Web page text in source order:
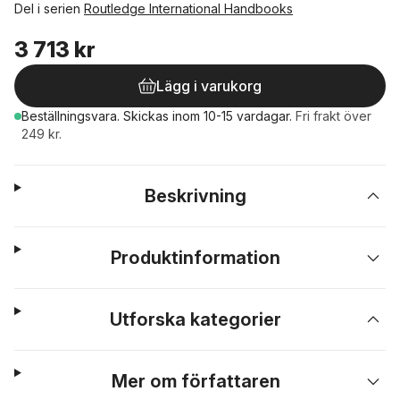
Del i serien Routledge International Handbooks
3 713 kr
Lägg i varukorg
Beställningsvara. Skickas inom 10-15 vardagar. Fri frakt över
249 kr.
Beskrivning
Produktinformation
Utforska kategorier
Mer om författaren